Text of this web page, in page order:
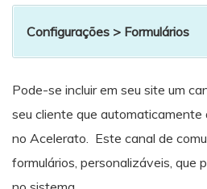
Configurações > Formulários
Pode-se incluir em seu site um
seu cliente que automaticamente
no Acelerato. Este canal de
formulários, personalizáveis, que